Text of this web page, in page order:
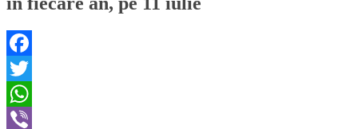
Facebook
Twitter
WhatsApp